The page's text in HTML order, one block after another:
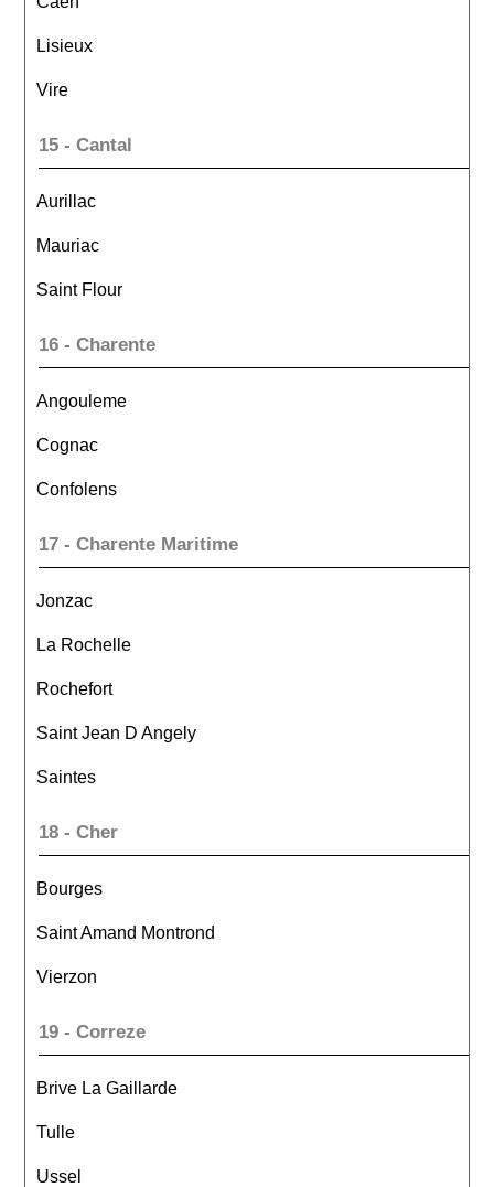
Lisieux
Vire
15 - Cantal
Aurillac
Mauriac
Saint Flour
16 - Charente
Angouleme
Cognac
Confolens
17 - Charente Maritime
Jonzac
La Rochelle
Rochefort
Saint Jean D Angely
Saintes
18 - Cher
Bourges
Saint Amand Montrond
Vierzon
19 - Correze
Brive La Gaillarde
Tulle
Ussel